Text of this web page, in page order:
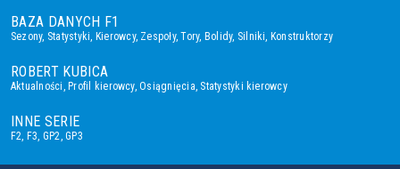
BAZA DANYCH F1
Sezony, Statystyki, Kierowcy, Zespoły,Tory, Bolidy, Silniki, Konstruktorzy
ROBERT KUBICA
Aktualności, Profil kierowcy,Osiągnięcia, Statystyki kierowcy
INNE SERIE
F2, F3, GP2,GP3